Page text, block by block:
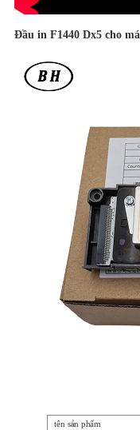
Đầu in F1440 Dx5 cho
tên sản phẩm